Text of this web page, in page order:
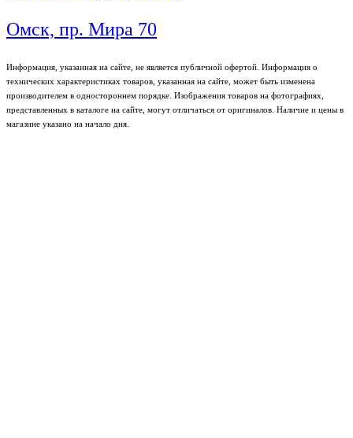
Омск, пр. Мира 70
Информация, указанная на сайте, не является публичной офертой. Информация о
технических характеристиках товаров, указанная на сайте, может быть изменена
производителем в одностороннем порядке. Изображения товаров на фотографиях,
представленных в каталоге на сайте, могут отличаться от оригиналов. Наличие и цены в
магазине указано на начало дня.